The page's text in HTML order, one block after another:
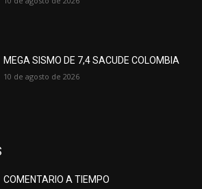
MEGA SISMO DE 7,4 SACUDE COLOMBIA
10 de agosto de 2026
COMENTARIO A TIEMPO